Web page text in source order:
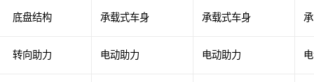
底盘结构
转向助力
承载式车身 承载式车身
电动助力 电动助力